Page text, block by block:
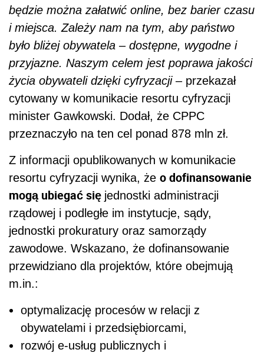
będzie można załatwić online, bez barier czasu
i miejsca. Zależy nam na tym, aby państwo
było bliżej obywatela – dostępne, wygodne i
przyjazne. Naszym celem jest poprawa jakości
życia obywateli dzięki cyfryzacji– przekazał
cytowany w komunikacie resortu cyfryzacji
minister Gawkowski. Dodał, że CPPC
przeznaczyło na ten cel ponad 878 mln zł.
Z informacji opublikowanych w komunikacie
resortu cyfryzacji wynika, że o dofinansowanie
mogą ubiegać się jednostki administracji
rządowej i podległe im instytucje, sądy,
jednostki prokuratury oraz samorządy
zawodowe. Wskazano, że dofinansowanie
przewidziano dla projektów, które obejmują
m.in.:
optymalizację procesów w relacji z
obywatelami i przedsiębiorcami,
rozwój e-usług publicznych i